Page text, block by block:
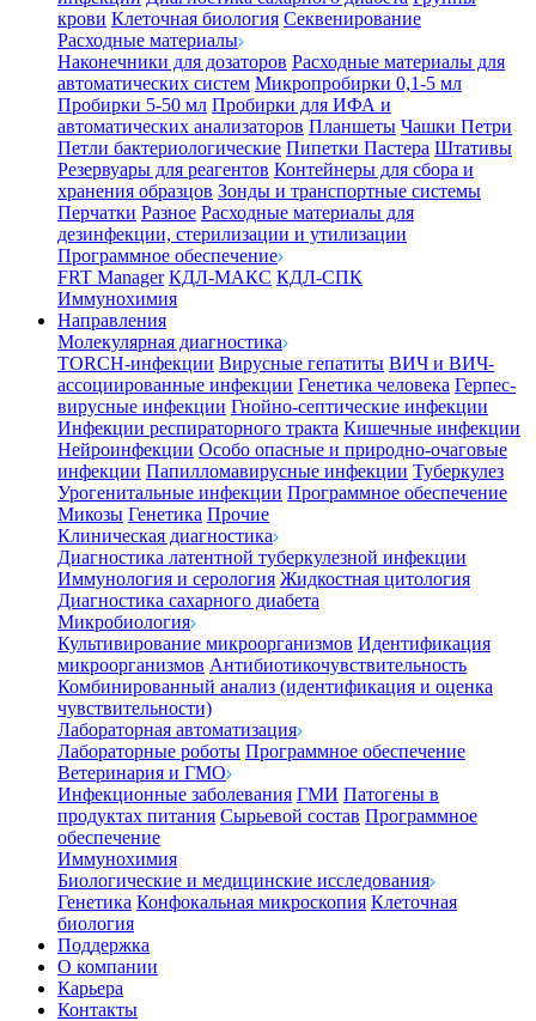
крови Клеточная биология Секвенирование
Расходные материалы
Наконечники для дозаторов Расходные материалы для
автоматических систем Микропробирки 0,1-5 мл
Пробирки 5-50 мл Пробирки для ИФА и
автоматических анализаторов Планшеты Чашки Петри
Петли бактериологические Пипетки Пастера Штативы
Резервуары для реагентов Контейнеры для сбора и
хранения образцов Зонды и транспортные системы
Перчатки Разное Расходные материалы для
дезинфекции, стерилизации и утилизации
Программное обеспечение
FRT Manager КДЛ-МАКС КДЛ-СПК
Иммунохимия
Направления
Молекулярная диагностика
TORCH-инфекции Вирусные гепатиты ВИЧ и ВИЧ-
ассоциированные инфекции Генетика человека Герпес-
вирусные инфекции Гнойно-септические инфекции
Инфекции респираторного тракта Кишечные инфекции
Нейроинфекции Особо опасные и природно-очаговые
инфекции Папилломавирусные инфекции Туберкулез
Урогенитальные инфекции Программное обеспечение
Микозы Генетика Прочие
Клиническая диагностика
Диагностика латентной туберкулезной инфекции
Иммунология и серология Жидкостная цитология
Диагностика сахарного диабета
Микробиология
Культивирование микроорганизмов Идентификация
микроорганизмов Антибиотикочувствительность
Комбинированный анализ (идентификация и оценка
чувствительности)
Лабораторная автоматизация
Лабораторные роботы Программное обеспечение
Ветеринария и ГМО
Инфекционные заболевания ГМИ Патогены в
продуктах питания Сырьевой состав Программное
обеспечение
Иммунохимия
Биологические и медицинские исследования
Генетика Конфокальная микроскопия Клеточная
биология
Поддержка
О компании
Карьера
Контакты